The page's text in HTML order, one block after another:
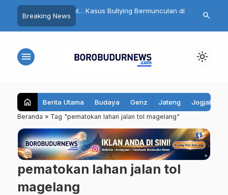
Breaking News
Kerahkan
Kekeringan dan
Kasus Bullying Bermunculan di
Sekolah, Pesantren Juga Harus
Rayakan
Berbagi
search
menu light_mode
home Berita Utama Budaya Genz Jateng Jogjakarta
Beranda » Tag "pematokan lahan jalan tol magelang"
pematokan lahan jalan tol
magelang